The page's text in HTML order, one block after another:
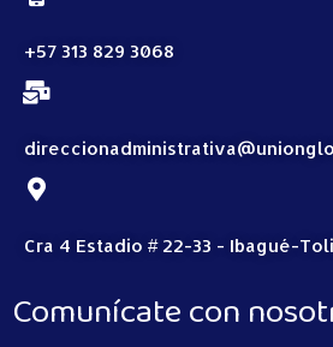
+57 313 829 3068
Cra 4 Estadio # 22-33 - Ibagué-
Comunícate con